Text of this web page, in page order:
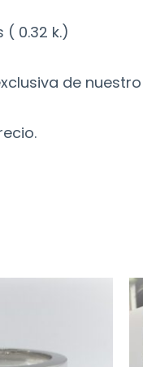
0.32 k.)
de